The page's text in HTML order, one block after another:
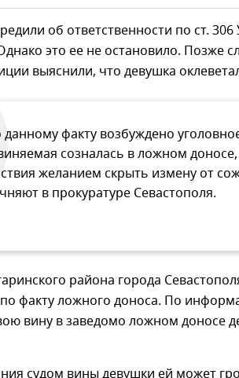
об ответственности по ст.
это ее не остановило. Позже
выяснили, что девушка
факту возбуждено
созналась в ложном
желанием скрыть измену от
в прокуратуре Севастополя.
района города
факту ложного доноса. По
вину в заведомо ложном доносе